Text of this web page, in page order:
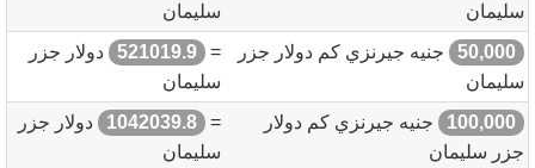
سليمان
سليمان
50,000
جنيه جيرنزي كم دولار جزر
سليمان
=
521019.9
دولار جزر
سليمان
100,000
جنيه جيرنزي كم دولار
جزر سليمان
=
1042039.8
دولار جزر
سليمان